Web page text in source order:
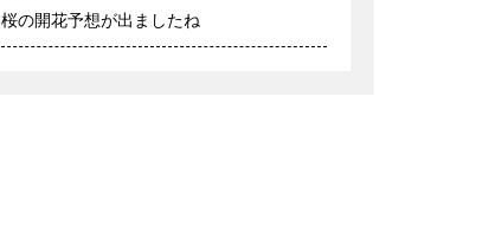
桜の開花予想が出ましたね